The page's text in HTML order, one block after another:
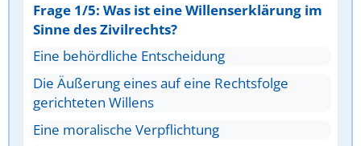
Frage 1/5: Was ist eine Willenserklärung im
Sinne des Zivilrechts?
Eine behördliche Entscheidung
Die Äußerung eines auf eine Rechtsfolge
gerichteten Willens
Eine moralische Verpflichtung